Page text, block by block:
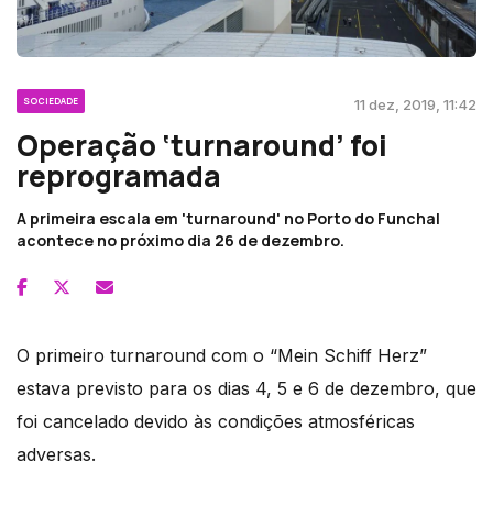
SOCIEDADE 11 dez, 2019, 11:42
Operação ‘turnaround’ foi
reprogramada
A primeira escala em 'turnaround' no Porto do Funchal
acontece no próximo dia 26 de dezembro.
O primeiro turnaround com o “Mein Schiff Herz”
estava previsto para os dias 4, 5 e 6 de dezembro, que
foi cancelado devido às condições atmosféricas
adversas.